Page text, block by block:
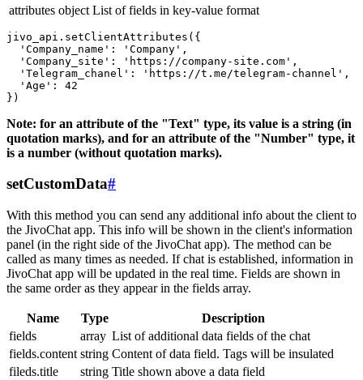
attributes object List of fields in key-value format
jivo_api.setClientAttributes({
  'Company_name': 'Company',
  'Company_site': 'https://company-site.com',
  'Telegram_chanel': 'https://t.me/telegram-channel',
  'Age': 42
Note: for an attribute of the "Text" type, its value is a string (in
quotation marks), and for an attribute of the "Number" type, it
is a number (without quotation marks).
setCustomData#
With this method you can send any additional info about the client to
the JivoChat app. This info will be shown in the client's information
panel (in the right side of the JivoChat app). The method can be
called as many times as needed. If chat is established, information in
JivoChat app will be updated in the real time. Fields are shown in
the same order as they appear in the fields array.
Name Type
Description
fields
array List of additional data fields of the chat
fields.content string Content of data field. Tags will be insulated
fileds.title
string Title shown above a data field